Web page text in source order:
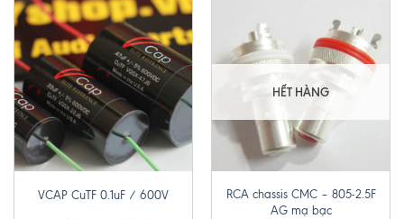
VCAP CuTF 0.1uF / 600V
HẾT HÀNG
RCA chassis CMC – 805-2.5F
AG mạ bạc